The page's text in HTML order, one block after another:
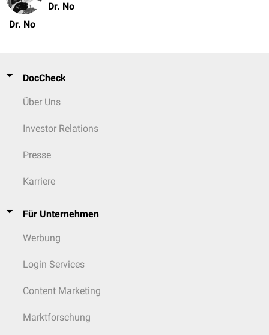
Dr. No
Dr. No
DocCheck
Über Uns
Investor Relations
Presse
Karriere
Für Unternehmen
Werbung
Login Services
Content Marketing
Marktforschung